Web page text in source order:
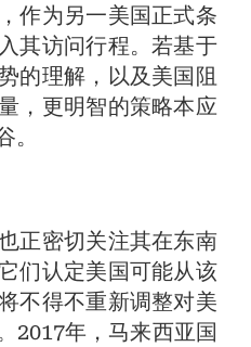
作为另一美国正式条
其访问行程。若基于
的理解，以及美国阻
，更明智的策略本应
。
正密切关注其在东南
们认定美国可能从该
不得不重新调整对美
2017年，马来西亚国